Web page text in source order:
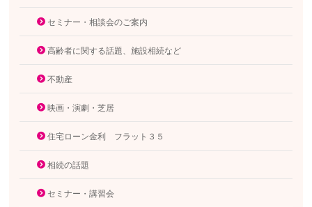
セミナー・相談会のご案内
高齢者に関する話題、施設相続など
不動産
映画・演劇・芝居
住宅ローン金利 フラット３５
相続の話題
セミナー・講習会